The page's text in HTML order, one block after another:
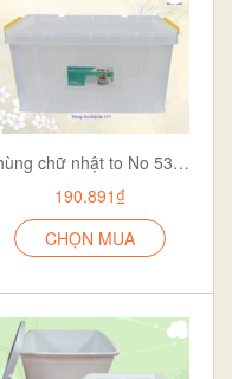
thùng chữ nhật to No 5372
190.891₫
CHỌN MUA